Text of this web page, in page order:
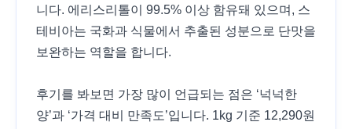
니다. 에리스리톨이 99.5% 이상 함유돼 있으며, 스
테비아는 국화과 식물에서 추출된 성분으로 단맛을
보완하는 역할을 합니다.
후기를 봐보면 가장 많이 언급되는 점은 ‘넉넉한
양’과 ‘가격 대비 만족도’입니다. 1kg 기준 12,290원